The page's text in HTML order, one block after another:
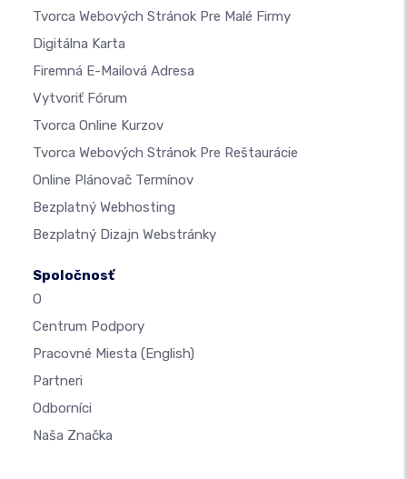
Tvorca Webových Stránok Pre Malé Firmy
Digitálna Karta
Firemná E-Mailová Adresa
Vytvoriť Fórum
Tvorca Online Kurzov
Tvorca Webových Stránok Pre Reštaurácie
Online Plánovač Termínov
Bezplatný Webhosting
Bezplatný Dizajn Webstránky
Spoločnosť
O
Centrum Podpory
Pracovné Miesta (English)
Partneri
Odborníci
Naša Značka